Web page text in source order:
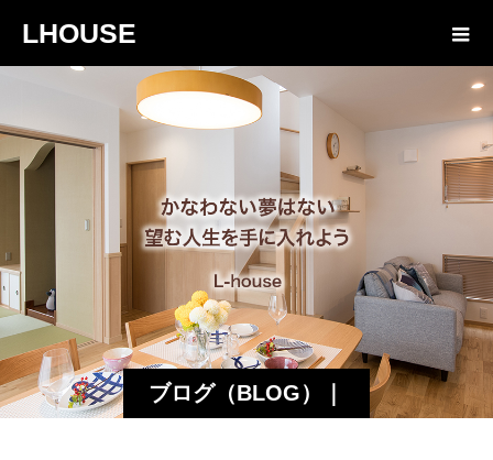
LHOUSE
ブログ（BLOG）｜